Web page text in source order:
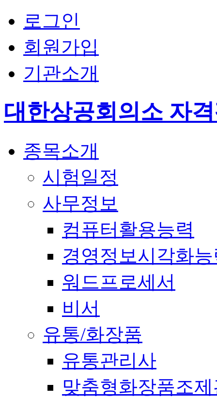
로그인
회원가입
기관소개
대한상공회의소 자
종목소개
시험일정
사무정보
컴퓨터활용능력
경영정보시각화
워드프로세서
비서
유통/화장품
유통관리사
맞춤형화장품조